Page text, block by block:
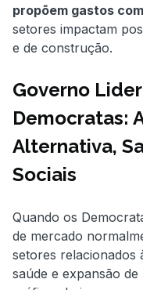
propõem gastos
setores impactam
e de construção.
Governo
Democratas:
Alternativa,
Sociais
Quando os
de mercado
setores relacionados
saúde e expansão